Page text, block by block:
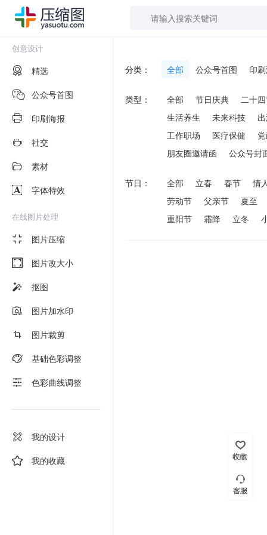
创意设计
精选
公众号首图
印刷海报
社交
素材
字体特效
在线图片处理
图片压缩
图片改大小
抠图
图片加水印
图片裁剪
基础色彩调整
色彩曲线调整
我的设计
我的收藏
分类： 全部 公众号首图 印
类型： 全部 节日庆典
二十
生活养生
未来科技
工作职场
医疗保健
朋友圈邀请函
公众号封
节日： 全部 立春 春节
情
劳动节
父亲节
夏至
重阳节
霜降 立冬